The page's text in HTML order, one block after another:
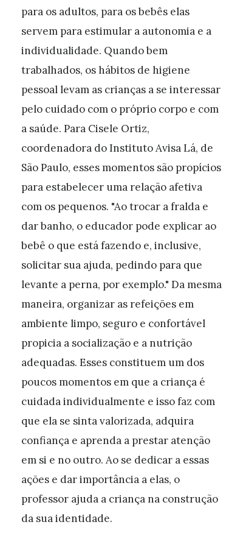
para os adultos, para os bebês elas
servem para estimular a autonomia e a
individualidade. Quando bem
trabalhados, os hábitos de higiene
pessoal levam as crianças a se interessar
pelo cuidado com o próprio corpo e com
a saúde. Para Cisele Ortiz,
coordenadora do Instituto Avisa Lá, de
São Paulo, esses momentos são propícios
para estabelecer uma relação afetiva
com os pequenos. "Ao trocar a fralda e
dar banho, o educador pode explicar ao
bebê o que está fazendo e, inclusive,
solicitar sua ajuda, pedindo para que
levante a perna, por exemplo." Da mesma
maneira, organizar as refeições em
ambiente limpo, seguro e confortável
propicia a socialização e a nutrição
adequadas. Esses constituem um dos
poucos momentos em que a criança é
cuidada individualmente e isso faz com
que ela se sinta valorizada, adquira
confiança e aprenda a prestar atenção
em si e no outro. Ao se dedicar a essas
ações e dar importância a elas, o
professor ajuda a criança na construção
da sua identidade.